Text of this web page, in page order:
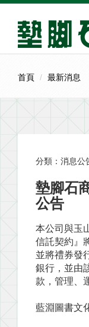
首頁 最新消息
分類：消息公
墊腳石
公告
本公司與玉
信託契約』
並將禮券發
銀行，並由
款，管理、
藍淵圖書文